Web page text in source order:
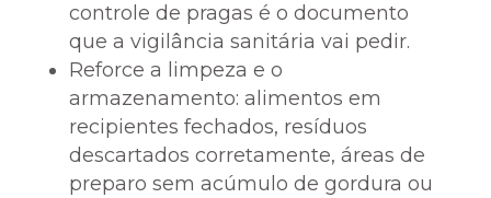
controle de pragas é o documento
que a vigilância sanitária vai pedir.
Reforce a limpeza e o
armazenamento: alimentos em
recipientes fechados, resíduos
descartados corretamente, áreas de
preparo sem acúmulo de gordura ou